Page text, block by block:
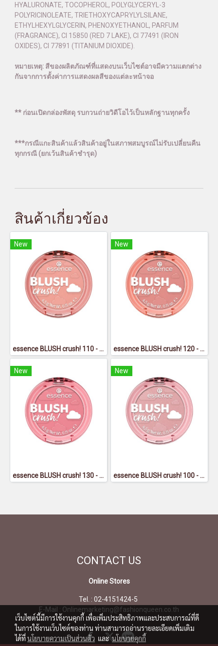
HYALURONATE, TOCOPHEROL, POLYGLYCERYL-3
POLYRICINOLEATE, TRIETHOXYCAPRYLYLSILANE,
ETHYLHEXYLGLYCERIN, PHENOXYETHANOL, PARFUM
(FRAGRANCE), CI 15850 (RED 7 LAKE), CI 77491 (IRON
OXIDES), CI 77891 (TITANIUM DIOXIDE).
หมายเหตุ: สีของผลิตภัณฑ์ที่แสดงบนเว็บไซต์อาจมีความแตกต่าง
กันจากการตั้งค่าการแสดงผลสีของแต่ละหน้าจอ
** ก่อนเปิดกล่องพัสดุ รบกวนถ่ายวิดีโอไว้เป็นหลักฐานทุกครั้ง
***กรณีแกะสินค้าแล้วสินค้าอยู่ในสภาพสมบูรณ์ไม่รับเปลี่ยนคืน
ทุกกรณี (ยกเว้นสินค้าชำรุด)
สินค้าเกี่ยวข้อง
New
essence BLUSH crush! 110 - เอสเซนส์ บลัช ครัช 110
New
essence BLUSH crush! 120 - เอสเซนส์ บลัช ครัช 120
New
essence BLUSH crush! 130 - เอสเซนส์ บลัช ครัช 130
New
essence BLUSH crush! 100 - เอสเซนส์ บลัช ครัช 100
CONTACT US
Online Stores
Tel. : 02-4151424-5
E-Mail : Onlinemarketing@fashionqueen.co.th
เว็บไซต์นี้มีการใช้งานคุกกี้ เพื่อเพิ่มประสิทธิภาพและประสบการณ์ที่ดี
ในการใช้งานเว็บไซต์ของท่าน ท่านสามารถอ่านรายละเอียดเพิ่มเติม
ได้ที่นโยบายความเป็นส่วนตัว และนโยบายคุกกี้